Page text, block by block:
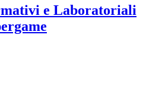
e Laboratoriali